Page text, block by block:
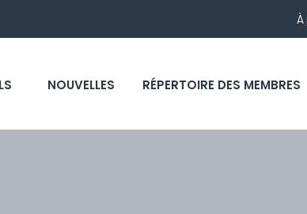
À
NOUVELLES RÉPERTOIRE DES MEMBRES